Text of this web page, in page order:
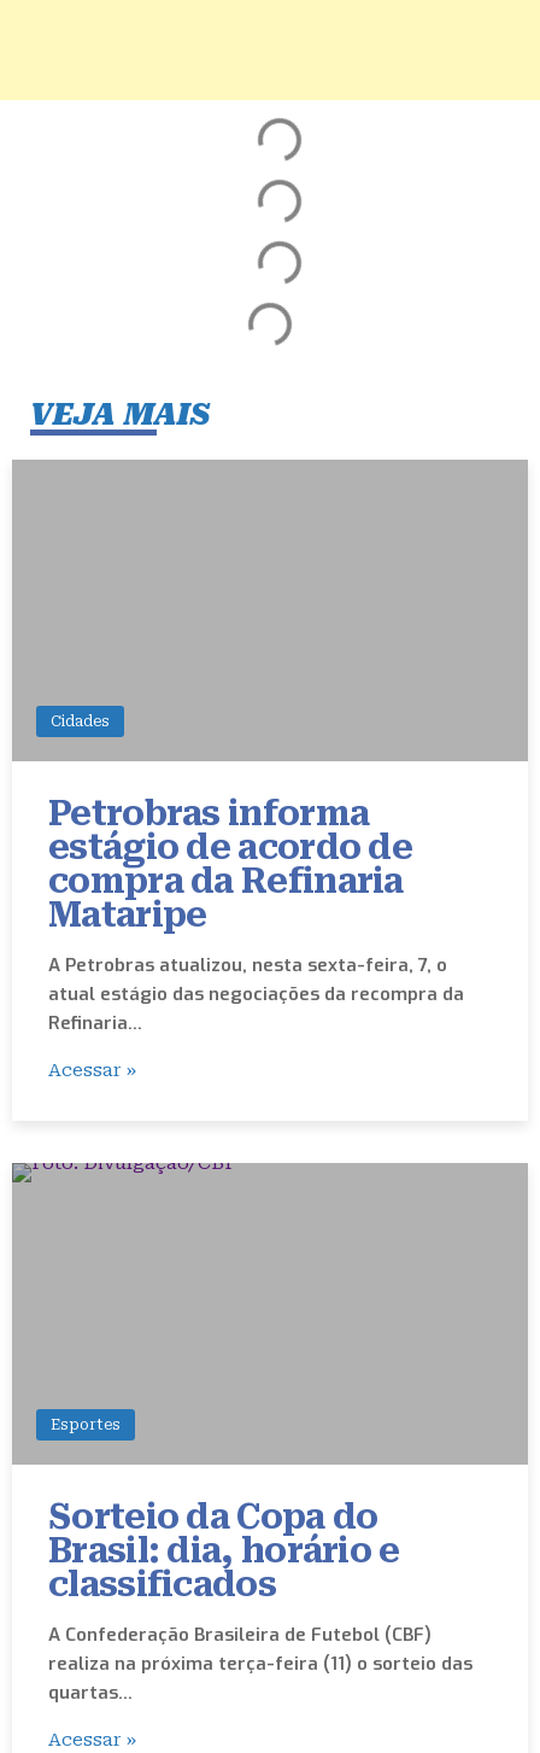
VEJA MAIS
Cidades
Petrobras informa
estágio de acordo de
compra da Refinaria
Mataripe
A Petrobras atualizou, nesta sexta-feira, 7, o
atual estágio das negociações da recompra da
Refinaria…
Acessar »
Esportes
Sorteio da Copa do
Brasil: dia, horário e
classificados
A Confederação Brasileira de Futebol (CBF)
realiza na próxima terça-feira (11) o sorteio das
quartas…
Acessar »